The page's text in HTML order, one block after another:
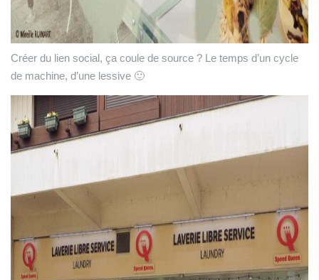
Créer du lien social, ça coule de source ? Le temps d’un cycle
de machine, d’une lessive 🙂